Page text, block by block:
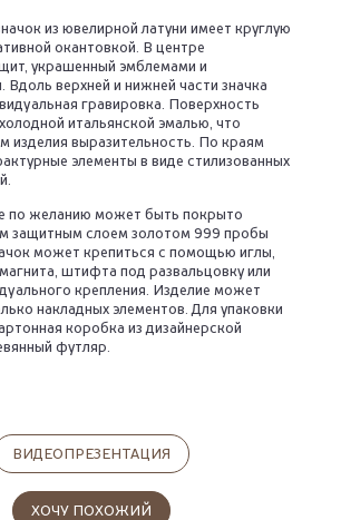
из ювелирной латуни имеет круглую
окантовкой. В центре
украшенный эмблемами и
верхней и нижней части значка
гравировка. Поверхность
итальянской эмалью, что
изделия выразительность. По краям
элементы в виде стилизованных
по желанию может быть покрыто
защитным слоем золотом 999 пробы
может крепиться с помощью иглы,
штифта под развальцовку или
крепления. Изделие может
накладных элементов. Для упаковки
коробка из дизайнерской
футляр.
ВИДЕОПРЕЗЕНТАЦИЯ
ХОЧУ ПОХОЖИЙ